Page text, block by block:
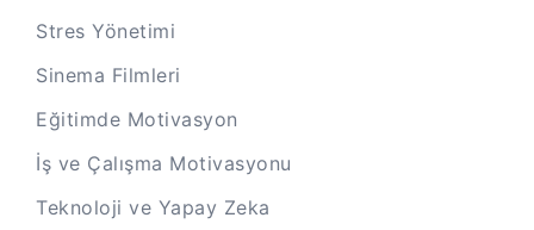
Stres Yönetimi
Sinema Filmleri
Eğitimde Motivasyon
İş ve Çalışma Motivasyonu
Teknoloji ve Yapay Zeka